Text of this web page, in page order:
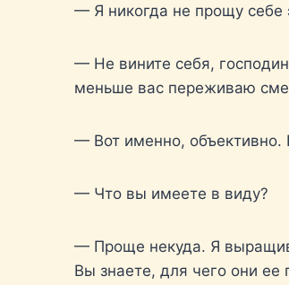
— Я никогда не прощу себе
— Не вините себя,
меньше вас переживаю
— Вот именно, объективно.
— Что вы имеете в виду?
— Проще некуда. Я
Вы знаете, для чего они ее